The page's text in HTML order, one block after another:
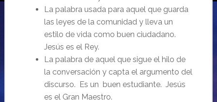
La palabra usada para aquel que guarda
las leyes de la comunidad y lleva un
estilo de vida como buen ciudadano.
Jesús es el Rey.
La palabra de aquel que sigue el hilo de
la conversación y capta el argumento del
discurso. Es un buen estudiante. Jesús
es el Gran Maestro.